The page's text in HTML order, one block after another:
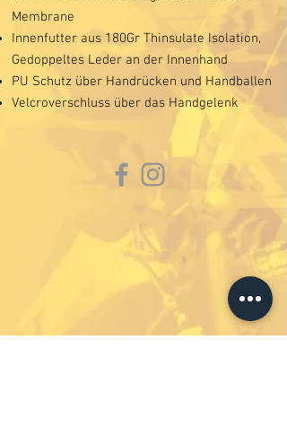
Membrane
Innenfutter aus 180Gr Thinsulate Isolation,
Gedoppeltes Leder an der Innenhand
PU Schutz über Handrücken und Handballen
Velcroverschluss über das Handgelenk